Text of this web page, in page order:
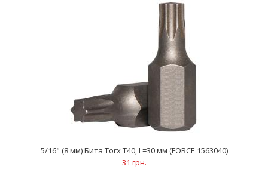
5/16" (8 мм) Бита Torx Т40, L=30 мм (FORCE 1563040)
31 грн.